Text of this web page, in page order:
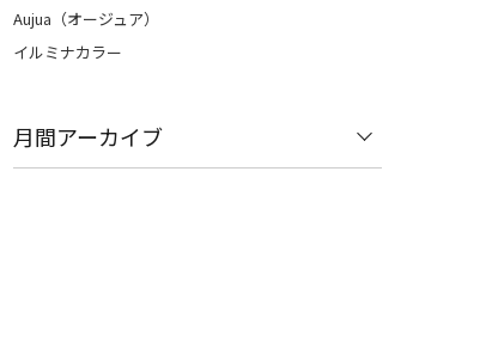
Aujua（オージュア）
イルミナカラー
月間アーカイブ